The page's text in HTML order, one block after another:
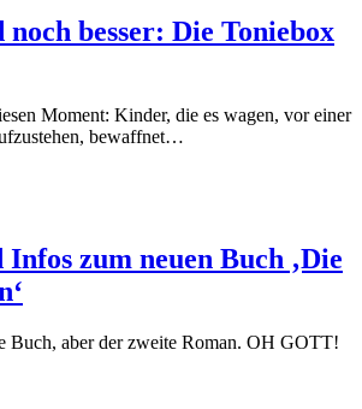
noch besser: Die Toniebox
Moment: Kinder, die es wagen, vor einer
bewaffnet…
zum neuen Buch ‚Die
Buch, aber der zweite Roman. OH GOTT!